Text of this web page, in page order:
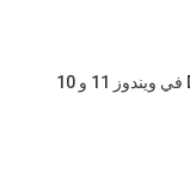
حل مشكلة Disk Usage 100% في ويندوز 11 و 10